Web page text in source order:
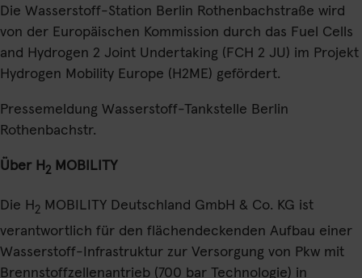
Die Wasserstoff-Station Berlin Rothenbachstraße wird
von der Europäischen Kommission durch das Fuel Cells
and Hydrogen 2 Joint Undertaking (FCH 2 JU) im Projekt
Hydrogen Mobility Europe (H2ME) gefördert.
Pressemeldung Wasserstoff-Tankstelle Berlin
Rothenbachstr.
Über H 2 MOBILITY
Die H 2 MOBILITY Deutschland GmbH & Co. KG ist
verantwortlich für den flächendeckenden Aufbau einer
Wasserstoff-Infrastruktur zur Versorgung von Pkw mit
Brennstoffzellenantrieb (700 bar Technologie) in